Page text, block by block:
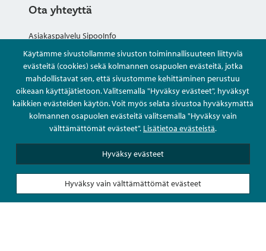
Käytämme sivustollamme sivuston toiminnallisuuteen liittyviä
evästeitä (cookies) sekä kolmannen osapuolen evästeitä, jotka
mahdollistavat sen, että sivustomme kehittäminen perustuu
oikeaan käyttäjätietoon. Valitsemalla "Hyväksy evästeet", hyväksyt
kaikkien evästeiden käytön. Voit myös selata sivustoa hyväksymättä
kolmannen osapuolen evästeitä valitsemalla "Hyväksy vain
välttämättömät evästeet". Lisätietoa evästeistä.
Hyväksy evästeet
Hyväksy vain välttämättömät evästeet
Ota yhteyttä
Asiakaspalvelu SipooInfo
Anna palautetta nimettömästi
Kysy tai asioi
Yhteystiedot